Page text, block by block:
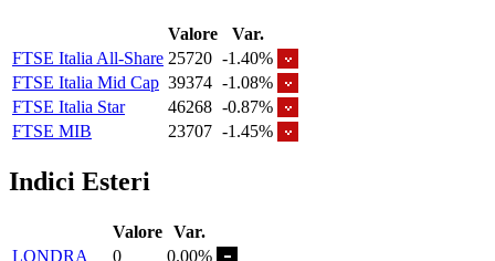
Valore
Var.
FTSE Italia All-Share 25720 -1.40%
FTSE Italia Mid Cap 39374 -1.08%
FTSE Italia Star
46268 -0.87%
FTSE MIB
23707 -1.45%
Indici Esteri
Valore Var.
LONDRA
0
0.00%